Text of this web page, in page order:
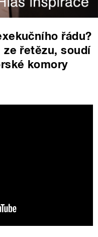
řádu?
ze řetězu, soudí
komory